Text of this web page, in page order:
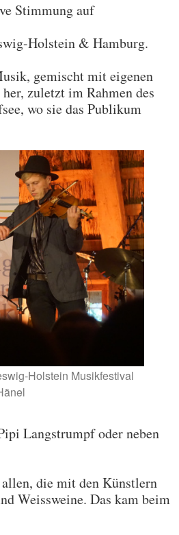
Stimmung auf
Holstein & Hamburg.
gemischt mit eigenen
zuletzt im Rahmen des
wo sie das Publikum
Holstein Musikfestival
Langstrumpf oder neben
die mit den Künstlern
Weissweine. Das kam beim